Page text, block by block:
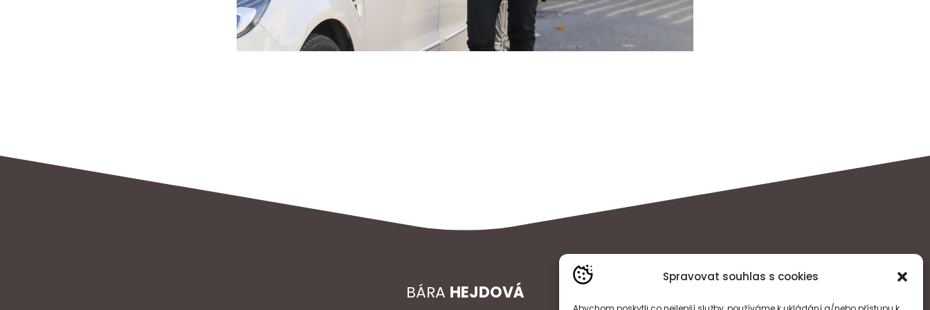
Spravovat souhlas s cookies
BÁRA HEJDOVÁ